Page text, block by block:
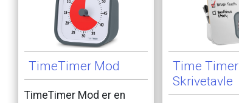
TimeTimer Mod
TimeTimer Mod er en
Time Timer
Skrivetavle